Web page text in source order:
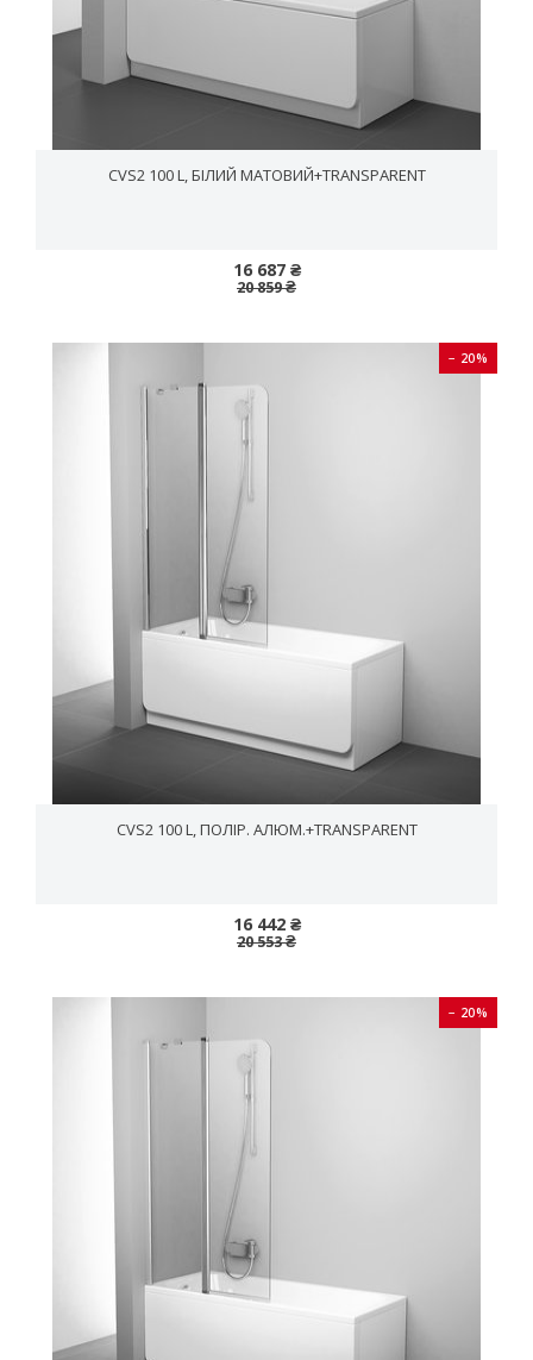
CVS2 100 L, БІЛИЙ МАТОВИЙ+TRANSPARENT
16 687 ₴
20 859 ₴
− 20%
CVS2 100 L, ПОЛІР. АЛЮМ.+TRANSPARENT
16 442 ₴
20 553 ₴
− 20%